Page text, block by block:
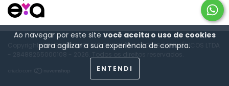
Ao navegar por este site você aceita o uso de cookies
para agilizar a sua experiência de compra.
ENTENDI
Copyright HIGHEST COMERCIO DE COMPUTADORES E PERIFÉRICOS LTDA